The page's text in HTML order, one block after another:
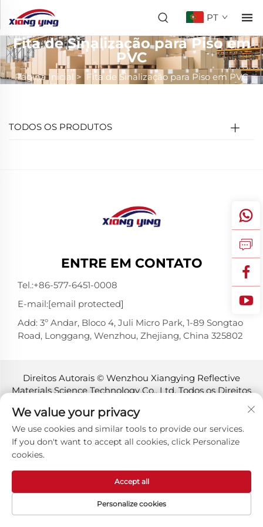
PT
Fita de Sinalização para Piso em
PVC
Página Inicial > Fita de Sinalização para Piso em PVC
TODOS OS PRODUTOS
ENTRE EM CONTATO
Tel.:+86-577-6451-0008
E-mail:[email protected]
Add: 3º Andar, Bloco 4, Juli Micro Park, 1-89 Songtao
Road, Longgang, Wenzhou, Zhejiang, China 325802
Direitos Autorais © Wenzhou Xiangying Reflective
Materials Science Technology Co., Ltd. Todos os Direitos
We value your privacy
We use cookies and similar tools to provide our services.
If you don't want to accept all cookies, click Personalize
cookies.
Personalize cookies
Accept all